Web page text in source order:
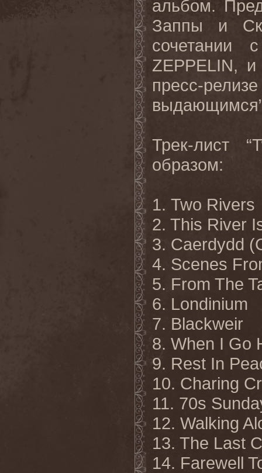
альбом.
Заппы и
сочетании
ZEPPELIN, и
пресс-
Трек-лист
образом:
1. Two Rivers
2. This River
3. Caerdydd
4. Scenes
5. From The
6. Londinium
7. Blackweir
8. When I Go
9. Rest In
10. Charing
11. 70s
12. Walking
13. The Last
14. Farewell